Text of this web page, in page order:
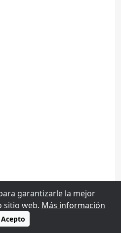
garantizarle la mejor
sitio web. Más información
Acepto